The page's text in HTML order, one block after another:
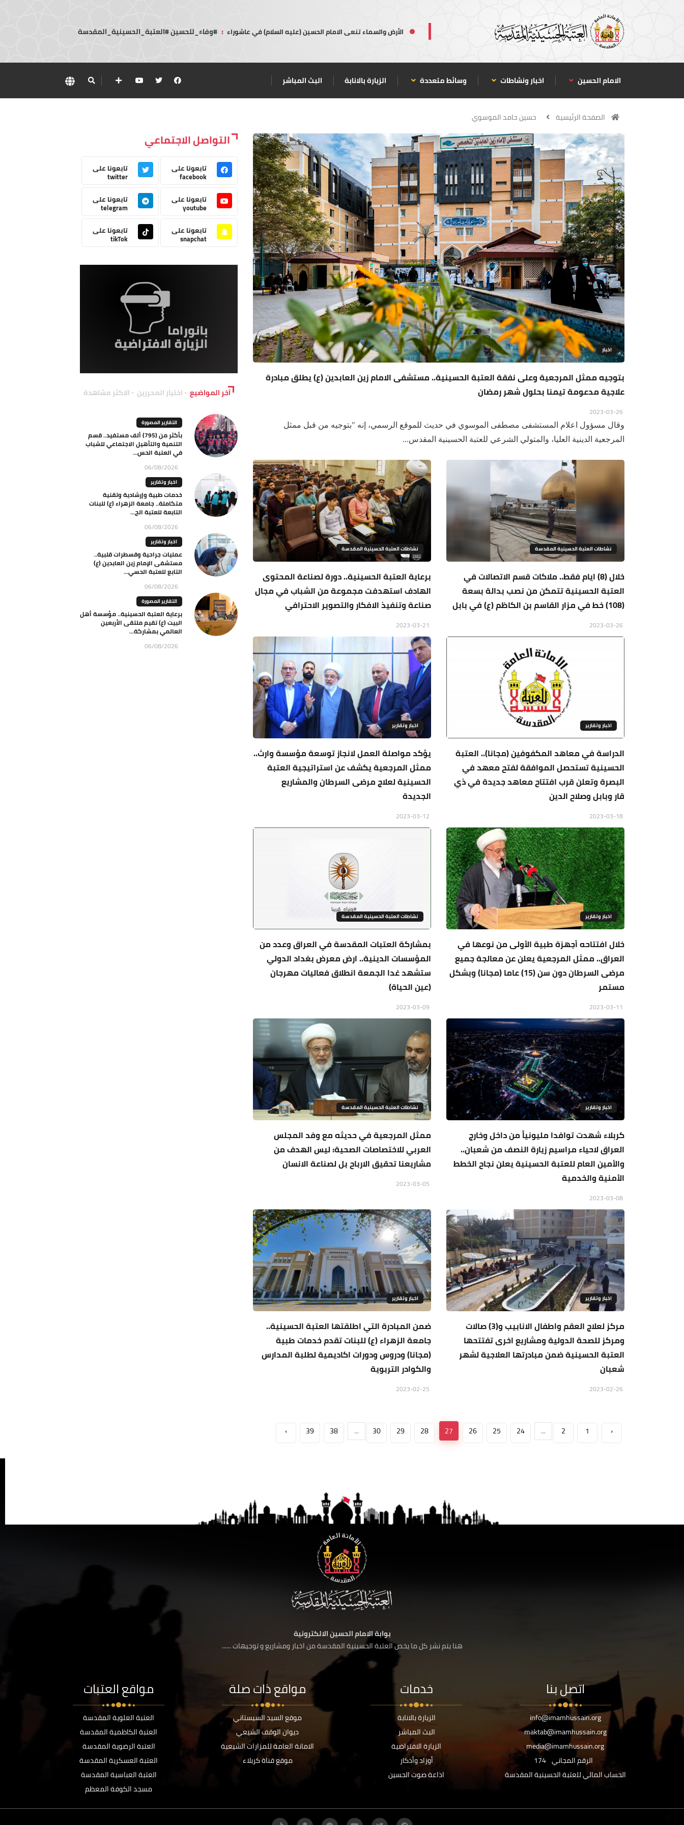
الأرض والسماء تنعى الامام الحسين (عليه السلام) في عاشوراء : #وفاء_للحسين #العتبة_الحسينية_المقدسة
الامام الحسين اخبار ونشاطات وسائط متعددة الزيارة بالانابة البث المباشر
الصفحة الرئيسية حسين حامد الموسوي
اخبار
بتوجيه ممثل المرجعية وعلى نفقة العتبة الحسينية.. مستشفى الامام زين العابدين (ع) يطلق مبادرة
علاجية مدعومة تيمنا بحلول شهر رمضان
وقال مسؤول اعلام المستشفى مصطفى الموسوي في حديث للموقع الرسمي، إنه "بتوجيه من قبل ممثل
المرجعية الدينية العليا، والمتولي الشرعي للعتبة الحسينية المقدس...
نشاطات العتبة الحسينية المقدسة
خلال (8) ايام فقط.. ملاكات قسم الاتصالات في
العتبة الحسينية تتمكن من نصب بدالة بسعة
(108) خط في مزار القاسم بن الكاظم (ع) في بابل
نشاطات العتبة الحسينية المقدسة
برعاية العتبة الحسينية.. دورة لصناعة المحتوى
الهادف استهدفت مجموعة من الشباب في مجال
صناعة وتنفيذ الافكار والتصوير الاحترافي
اخبار وتقارير
الدراسة في معاهد المكفوفين (مجانا).. العتبة
الحسينية تستحصل الموافقة لفتح معهد في
البصرة وتعلن قرب افتتاح معاهد جديدة في ذي
قار وبابل وصلاح الدين
اخبار وتقارير
يؤكد مواصلة العمل لانجاز توسعة مؤسسة وارث..
ممثل المرجعية يكشف عن استراتيجية العتبة
الحسينية لعلاج مرضى السرطان والمشاريع
الجديدة
اخبار وتقارير
خلال افتتاحه أجهزة طبية الأولى من نوعها في
العراق.. ممثل المرجعية يعلن عن معالجة جميع
مرضى السرطان دون سن (15) عاما (مجانا) وبشكل
مستمر
نشاطات العتبة الحسينية المقدسة
بمشاركة العتبات المقدسة في العراق وعدد من
المؤسسات الدينية.. ارض معرض بغداد الدولي
ستشهد غدا الجمعة انطلاق فعاليات مهرجان
(عين الحياة)
اخبار وتقارير
كربلاء شهدت توافدا مليونياً من داخل وخارج
العراق لاحياء مراسيم زيارة النصف من شعبان..
والأمين العام للعتبة الحسينية يعلن نجاح الخطط
الأمنية والخدمية
نشاطات العتبة الحسينية المقدسة
ممثل المرجعية في حديثه مع وفد المجلس
العربي للاختصاصات الصحية: ليس الهدف من
مشاريعنا تحقيق الارباح بل لصناعة الانسان
اخبار وتقارير
مركز لعلاج العقم واطفال الانابيب و(3) صالات
ومركز للصحة الدولية ومشاريع اخرى تفتتحها
العتبة الحسينية ضمن مبادرتها العلاجية لشهر
شعبان
اخبار وتقارير
ضمن المبادرة التي اطلقتها العتبة الحسينية..
جامعة الزهراء (ع) للبنات تقدم خدمات طبية
(مجانا) ودروس ودورات اكاديمية لطلبة المدارس
والكوادر التربوية
‹
1
2
...
24
25
26
27
28
29
30
...
38
39
›
التواصل الاجتماعي
تابعونا على
facebook
تابعونا على
twitter
تابعونا على
youtube
تابعونا على
telegram
تابعونا على
snapchat
تابعونا على
tikTok
آخر المواضيع اختيار المحررين الاكثر مشاهدة
التقارير المصورة
بأكثر من (795) ألف مستفيد.. قسم
التنمية والتأهيل الاجتماعي للشباب
في العتبة الحس...
06/08/2026
اخبار وتقارير
خدمات طبية وإرشادية وتقنية
متكاملة.. جامعة الزهراء (ع) للبنات
التابعة للعتبة الح...
06/08/2026
اخبار وتقارير
عمليات جراحية وقسطرات قلبية..
مستشفى الإمام زين العابدين (ع)
التابع للعتبة الحسي...
06/08/2026
التقارير المصورة
برعاية العتبة الحسينية.. مؤسسة أهل
البيت (ع) تقيم ملتقى الأربعين
العالمي بمشاركة...
06/08/2026
بوابة الامام الحسين الالكترونية
هنا يتم نشر كل ما يخص العتبة الحسينية المقدسة من اخبار ومشاريع و توجيهات ......
اتصل بنا
info@imamhussain.org
maktab@imamhussain.org
media@imamhussain.org
الرقم المجاني 174
الحساب المالي للعتبة الحسينية المقدسة
خدمات
الزيارة بالانابة
البث المباشر
الزيارة الافتراضية
أوراد وأذكار
اذاعة صوت الحسين
مواقع ذات صلة
موقع السيد السيستاني
ديوان الوقف الشيعي
الامانة العامة للمزارات الشيعية
موقع قناة كربلاء
مواقع العتبات
العتبة العلوية المقدسة
العتبة الكاظمية المقدسة
العتبة الرضوية المقدسة
العتبة العسكرية المقدسة
العتبة العباسية المقدسة
مسجد الكوفة المعظم